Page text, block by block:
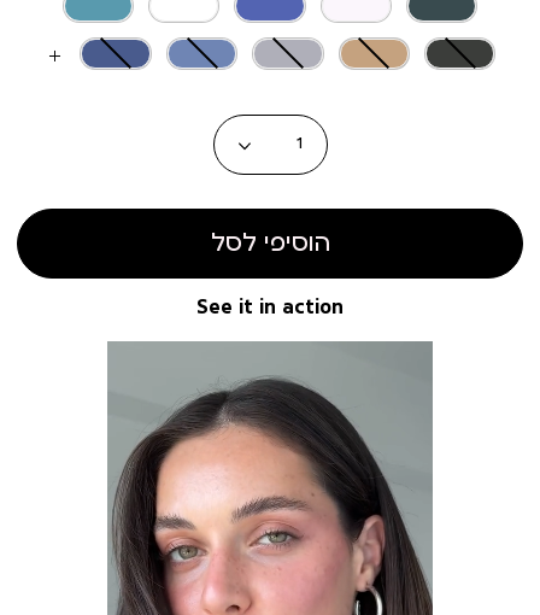
עוד
כמות
הוסיפי לסל
See it in action